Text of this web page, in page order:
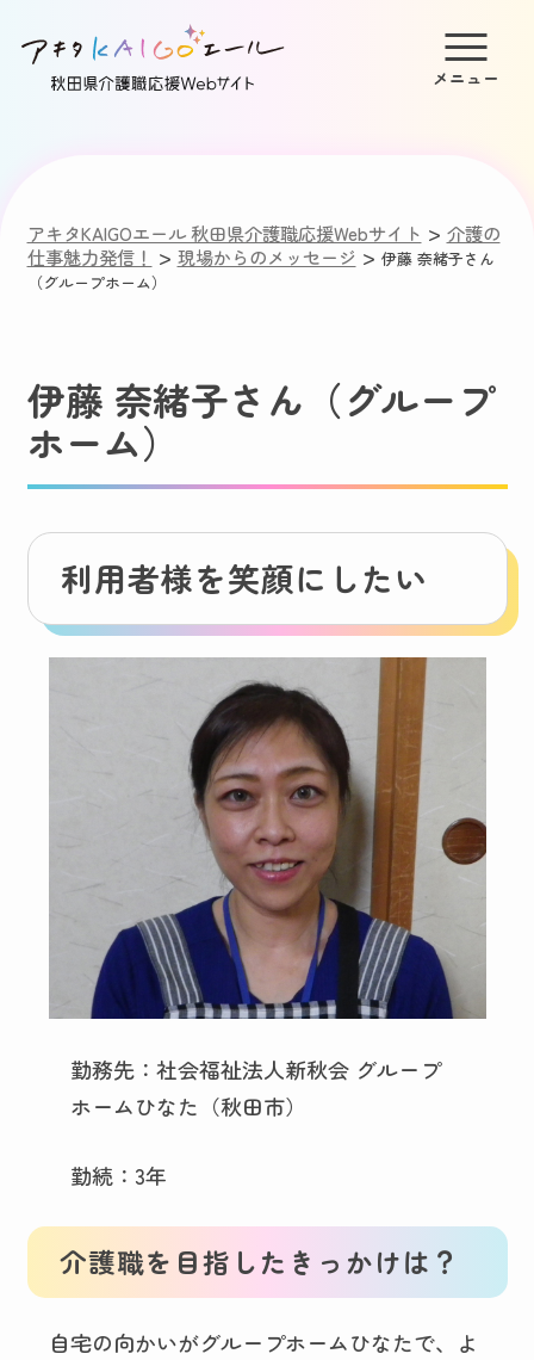
アキタKAIGOエール 秋田県介護職応援Webサイト > 介護の
仕事魅力発信！ > 現場からのメッセージ > 伊藤 奈緒子さん
（グループホーム）
伊藤 奈緒子さん（グループ
ホーム）
利用者様を笑顔にしたい
勤務先：社会福祉法人新秋会 グループ
ホームひなた（秋田市）
勤続：3年
介護職を目指したきっかけは？
自宅の向かいがグループホームひなたで、よ